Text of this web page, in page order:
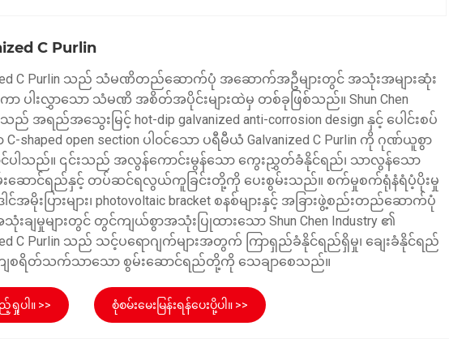
C Purlin
C Purlin သည် သံမဏိတည်ဆောက်ပုံ အဆောက်အဦများတွင် အသုံးအများဆုံး
ာ ပါးလွှာသော သံမဏိ အစိတ်အပိုင်းများထဲမှ တစ်ခုဖြစ်သည်။ Shun Chen
သည် အရည်အသွေးမြင့် hot-dip galvanized anti-corrosion design နှင့် ပေါင်းစပ်
shaped open section ပါ၀င်သော ပရီမီယံ Galvanized C Purlin ကို ဂုဏ်ယူစွာ
င်ပါသည်။ ၎င်းသည် အလွန်ကောင်းမွန်သော ကွေးညွှတ်ခံနိုင်ရည်၊ သာလွန်သော
မ်းဆောင်ရည်နှင့် တပ်ဆင်ရလွယ်ကူခြင်းတို့ကို ပေးစွမ်းသည်။ စက်မှုစက်ရုံနံရံပံ့ပိုးမှု
ေါင်အမိုးပြားများ၊ photovoltaic bracket စနစ်များနှင့် အခြားဖွဲ့စည်းတည်ဆောက်ပုံ
းချမှုများတွင် တွင်ကျယ်စွာအသုံးပြုထားသော Shun Chen Industry ၏
C Purlin သည် သင့်ပရောဂျက်များအတွက် ကြာရှည်ခံနိုင်ရည်ရှိမှု၊ ချေးခံနိုင်ရည်
ျစရိတ်သက်သာသော စွမ်းဆောင်ရည်တို့ကို သေချာစေသည်။
ရှုပါ။ >> စုံစမ်းမေးမြန်းရန်ပေးပို့ပါ။ >>